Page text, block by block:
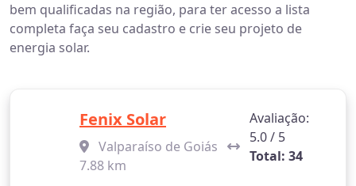
bem qualificadas na região, para ter acesso a lista
completa faça seu cadastro e crie seu projeto de
energia solar.
Fenix Solar
Valparaíso de Goiás
7.88 km
Avaliação:
5.0 / 5
Total: 34